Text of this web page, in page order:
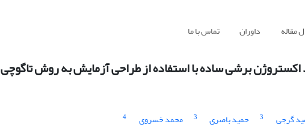
مقاله داوران تماس با ما
برشی ساده با استفاده از طراحی آزمایش به روش تاگوچی
گرجی 3 حمید باصری 3 محمد خسروی
4